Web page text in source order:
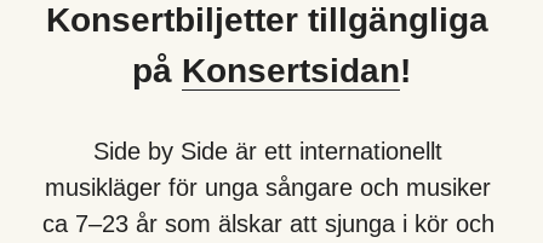
Konsertbiljetter tillgängliga
på Konsertsidan!
Side by Side är ett internationellt
musikläger för unga sångare och musiker
ca 7–23 år som älskar att sjunga i kör och